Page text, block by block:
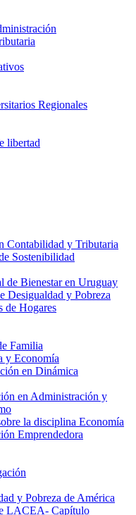
Regionales
libertad
Contabilidad y Tributaria
Sostenibilidad
de Bienestar en Uruguay
Desigualdad y Pobreza
de Hogares
Familia
y Economía
en Dinámica
en Administración y
la disciplina Economía
Emprendedora
y Pobreza de América
LACEA- Capítulo